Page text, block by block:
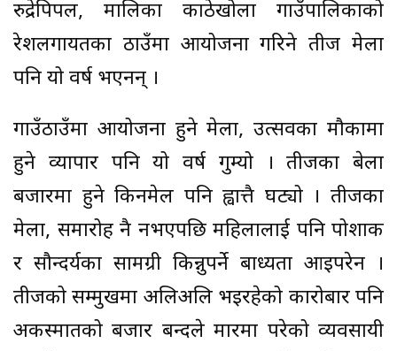
रुद्रेपिपल, मालिका काठेखोला गाउँपालिकाको
रेशलगायतका ठाउँमा आयोजना गरिने तीज मेला
पनि यो वर्ष भएनन् ।
गाउँठाउँमा आयोजना हुने मेला, उत्सवका मौकामा
हुने व्यापार पनि यो वर्ष गुम्यो । तीजका बेला
बजारमा हुने किनमेल पनि ह्वात्तै घट्यो । तीजका
मेला, समारोह नै नभएपछि महिलालाई पनि पोशाक
र सौन्दर्यका सामग्री किन्नुपर्ने बाध्यता आइपरेन ।
तीजको सम्मुखमा अलिअलि भइरहेको कारोबार पनि
अकस्मातको बजार बन्दले मारमा परेको व्यवसायी